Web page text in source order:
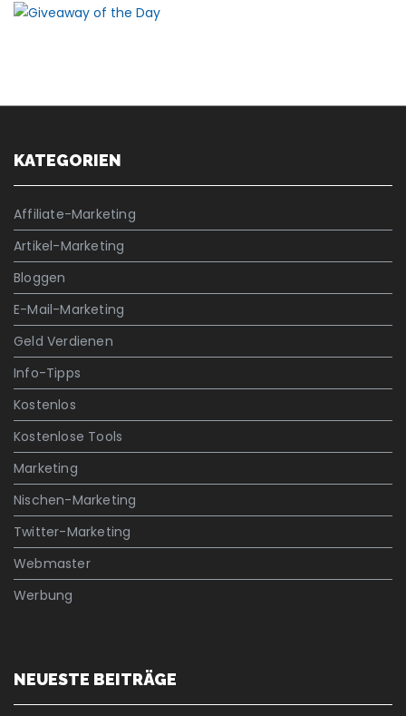
KATEGORIEN
Affiliate-Marketing
Artikel-Marketing
Bloggen
E-Mail-Marketing
Geld Verdienen
Info-Tipps
Kostenlos
Kostenlose Tools
Marketing
Nischen-Marketing
Twitter-Marketing
Webmaster
Werbung
NEUESTE BEITRÄGE